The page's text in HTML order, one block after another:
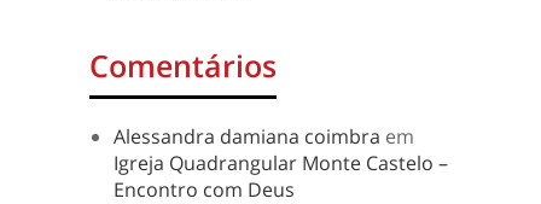
Comentários
Alessandra damiana coimbra em
Igreja Quadrangular Monte Castelo –
Encontro com Deus